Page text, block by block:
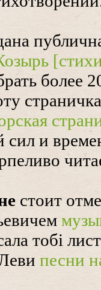
более
и
стоит
тобі
песни